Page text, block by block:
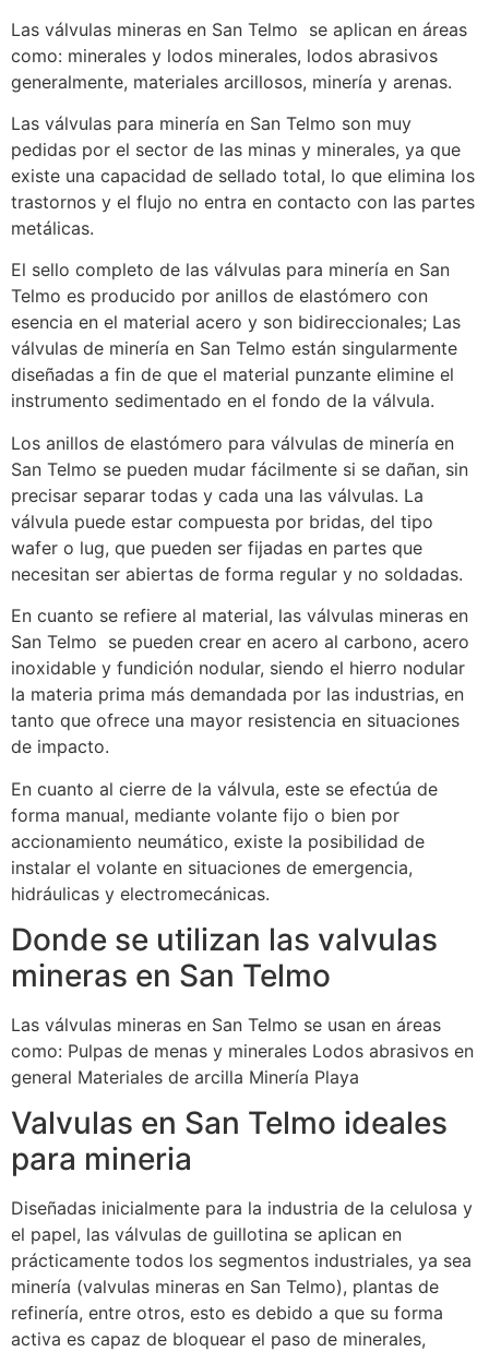
Las válvulas mineras en San Telmo se aplican en áreas
como: minerales y lodos minerales, lodos abrasivos
generalmente, materiales arcillosos, minería y arenas.
Las válvulas para minería en San Telmo son muy
pedidas por el sector de las minas y minerales, ya que
existe una capacidad de sellado total, lo que elimina los
trastornos y el flujo no entra en contacto con las partes
metálicas.
El sello completo de las válvulas para minería en San
Telmo es producido por anillos de elastómero con
esencia en el material acero y son bidireccionales; Las
válvulas de minería en San Telmo están singularmente
diseñadas a fin de que el material punzante elimine el
instrumento sedimentado en el fondo de la válvula.
Los anillos de elastómero para válvulas de minería en
San Telmo se pueden mudar fácilmente si se dañan, sin
precisar separar todas y cada una las válvulas. La
válvula puede estar compuesta por bridas, del tipo
wafer o lug, que pueden ser fijadas en partes que
necesitan ser abiertas de forma regular y no soldadas.
En cuanto se refiere al material, las válvulas mineras en
San Telmo se pueden crear en acero al carbono, acero
inoxidable y fundición nodular, siendo el hierro nodular
la materia prima más demandada por las industrias, en
tanto que ofrece una mayor resistencia en situaciones
de impacto.
En cuanto al cierre de la válvula, este se efectúa de
forma manual, mediante volante fijo o bien por
accionamiento neumático, existe la posibilidad de
instalar el volante en situaciones de emergencia,
hidráulicas y electromecánicas.
Donde se utilizan las valvulas
mineras en San Telmo
Las válvulas mineras en San Telmo se usan en áreas
como: Pulpas de menas y minerales Lodos abrasivos en
general Materiales de arcilla Minería Playa
Valvulas en San Telmo ideales
para mineria
Diseñadas inicialmente para la industria de la celulosa y
el papel, las válvulas de guillotina se aplican en
prácticamente todos los segmentos industriales, ya sea
minería (valvulas mineras en San Telmo), plantas de
refinería, entre otros, esto es debido a que su forma
activa es capaz de bloquear el paso de minerales,